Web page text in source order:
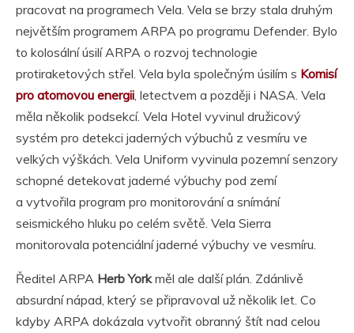
pracovat na programech Vela. Vela se brzy stala druhým
největším programem ARPA po programu Defender. Bylo
to kolosální úsilí ARPA o rozvoj technologie
protiraketových střel. Vela byla společným úsilím s Komisí
pro atomovou energii , letectvem a později i NASA. Vela
měla několik podsekcí. Vela Hotel vyvinul družicový
systém pro detekci jaderných výbuchů z vesmíru ve
velkých výškách. Vela Uniform vyvinula pozemní senzory
schopné detekovat jaderné výbuchy pod zemí
a vytvořila program pro monitorování a snímání
seismického hluku po celém světě. Vela Sierra
monitorovala potenciální jaderné výbuchy ve vesmíru.
Ředitel ARPA Herb Yorkměl ale další plán. Zdánlivě
absurdní nápad, který se připravoval už několik let. Co
kdyby ARPA dokázala vytvořit obranný štít nad celou